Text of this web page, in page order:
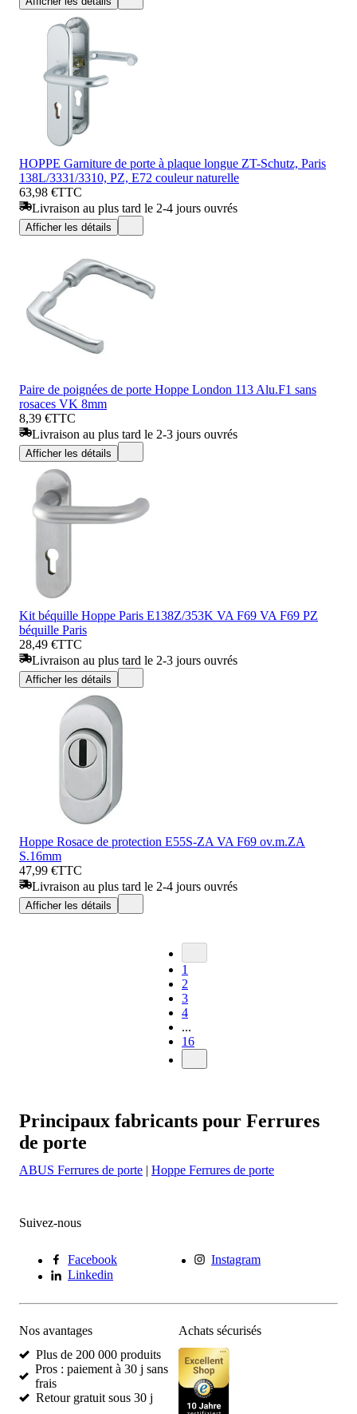
HOPPE Garniture de porte à plaque longue ZT-Schutz, Paris
138L/3331/3310, PZ, E72 couleur naturelle
63,98 €TTC
Livraison au plus tard le 2-4 jours ouvrés
Afficher les détails
Paire de poignées de porte Hoppe London 113 Alu.F1 sans
rosaces VK 8mm
8,39 €TTC
Livraison au plus tard le 2-3 jours ouvrés
Afficher les détails
Kit béquille Hoppe Paris E138Z/353K VA F69 VA F69 PZ
béquille Paris
28,49 €TTC
Livraison au plus tard le 2-3 jours ouvrés
Afficher les détails
Hoppe Rosace de protection E55S-ZA VA F69 ov.m.ZA
S.16mm
47,99 €TTC
Livraison au plus tard le 2-4 jours ouvrés
Afficher les détails
1
2
3
4
...
16
Principaux fabricants pour Ferrures
de porte
ABUS Ferrures de porte | Hoppe Ferrures de porte
Suivez-nous
Facebook
Instagram
Linkedin
Nos avantages
Plus de 200 000 produits
Pros : paiement à 30 j sans
frais
Retour gratuit sous 30 j
Achats sécurisés